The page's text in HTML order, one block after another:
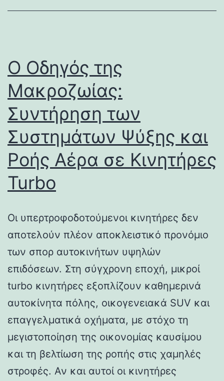
Ο Οδηγός της
Μακροζωίας:
Συντήρηση των
Συστημάτων Ψύξης και
Ροής Αέρα σε Κινητήρες
Turbo
Οι υπερτροφοδοτούμενοι κινητήρες δεν
αποτελούν πλέον αποκλειστικό προνόμιο
των σπορ αυτοκινήτων υψηλών
επιδόσεων. Στη σύγχρονη εποχή, μικροί
turbo κινητήρες εξοπλίζουν καθημερινά
αυτοκίνητα πόλης, οικογενειακά SUV και
επαγγελματικά οχήματα, με στόχο τη
μεγιστοποίηση της οικονομίας καυσίμου
και τη βελτίωση της ροπής στις χαμηλές
στροφές. Αν και αυτοί οι κινητήρες